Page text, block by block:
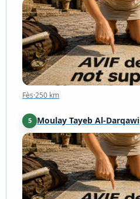
Fès·250 km
Fès·250 km
5 Moulay Tayeb Al-Darqawi
Douart Amejjoute·250 km